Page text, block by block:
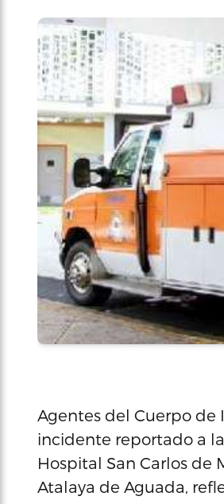
Agentes del Cuerpo de
incidente reportado a
Hospital San Carlos de
Atalaya de Aguada,